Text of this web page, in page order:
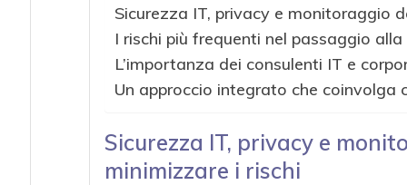
Sicurezza IT, privacy e monitoraggio
I rischi più frequenti nel passaggio
L’importanza dei consulenti IT e
Un approccio integrato che coinvolga
Sicurezza IT, privacy e
minimizzare i rischi